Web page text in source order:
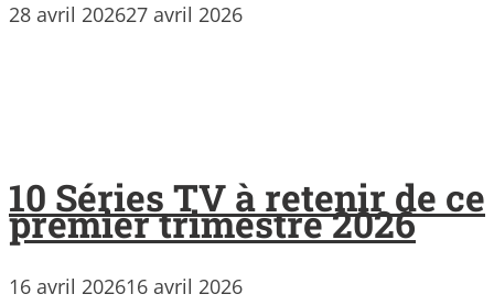
28 avril 202627 avril 2026
10 Séries TV à retenir de ce
premier trimestre 2026
16 avril 202616 avril 2026